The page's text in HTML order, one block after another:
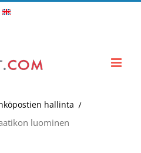
In
hallinta
luominen